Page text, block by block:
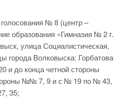
№ 8 (центр –
образования «Гимназия № 2 г.
улица Социалистическая,
города Волковыска: Горбатова
и до конца четной стороны
№№ 7, 9 и с № 19 по № 43,
35;